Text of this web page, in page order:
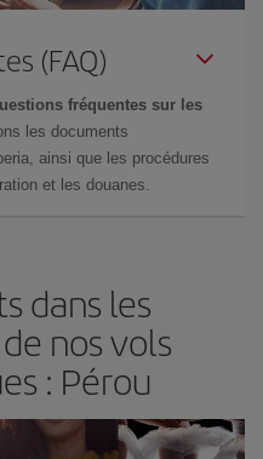
(FAQ)
fréquentes sur les
les documents
ainsi que les procédures
et les douanes.
dans les
nos vols
: Pérou